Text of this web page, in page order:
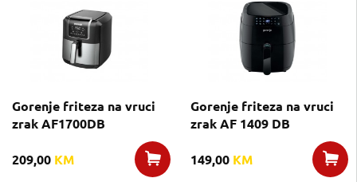
Gorenje friteza na vruci
zrak AF1700DB
209,00 KM
Gorenje friteza na vruci
zrak AF 1409 DB
149,00 KM